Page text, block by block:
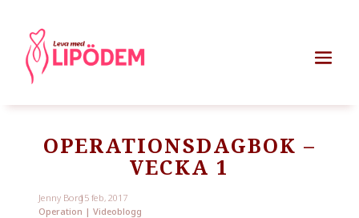
OPERATIONSDAGBOK –
VECKA 1
Jenny Borg15 feb, 2017
Operation |Videoblogg